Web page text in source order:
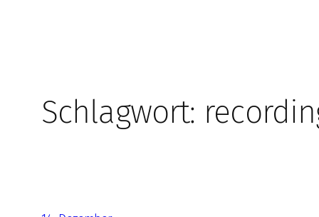
Schlagwort: